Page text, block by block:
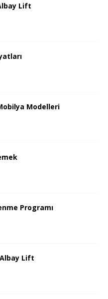
Lift
Modelleri
Programı
Lift